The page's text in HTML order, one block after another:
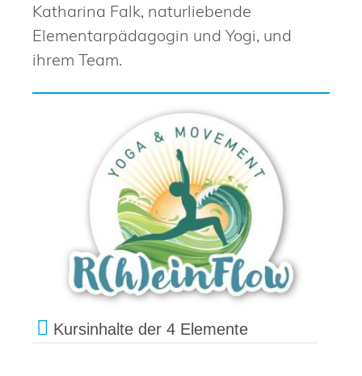
Katharina Falk, naturliebende
Elementarpädagogin und Yogi, und
ihrem Team.
Kursinhalte der 4 Elemente